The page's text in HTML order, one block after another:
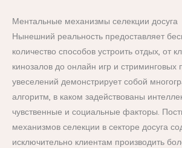
Ментальные механизмы селекции досуга
Нынешний реальность предоставляет
количество способов устроить отдых, от
кинозалов до онлайн игр и
увеселений демонстрирует собой
алгоритм, в каком задействованы
чувственные и социальные факторы.
механизмов селекции в секторе досуга
исключительно клиентам производить